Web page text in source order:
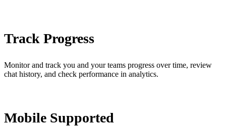
Track Progress
Monitor and track you and your teams progress over time, review
chat history, and check performance in analytics.
Mobile Supported